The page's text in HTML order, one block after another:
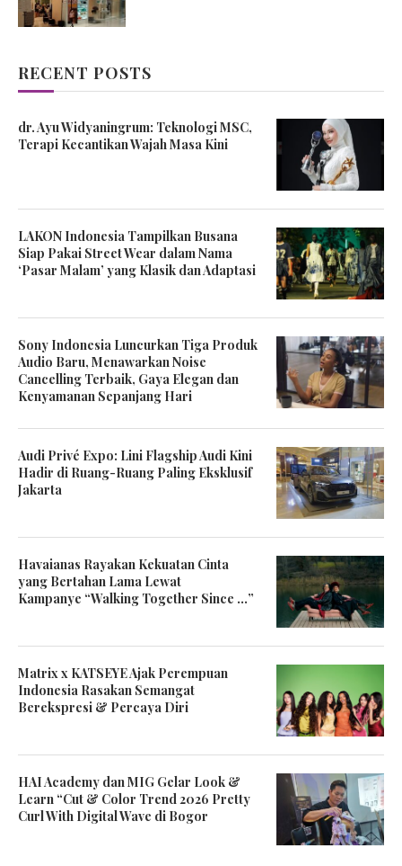
RECENT POSTS
dr. Ayu Widyaningrum: Teknologi MSC,
Terapi Kecantikan Wajah Masa Kini
LAKON Indonesia Tampilkan Busana
Siap Pakai Street Wear dalam Nama
‘Pasar Malam’ yang Klasik dan Adaptasi
Sony Indonesia Luncurkan Tiga Produk
Audio Baru, Menawarkan Noise
Cancelling Terbaik, Gaya Elegan dan
Kenyamanan Sepanjang Hari
Audi Privé Expo: Lini Flagship Audi Kini
Hadir di Ruang-Ruang Paling Eksklusif
Jakarta
Havaianas Rayakan Kekuatan Cinta
yang Bertahan Lama Lewat
Kampanye “Walking Together Since …”
Matrix x KATSEYE Ajak Perempuan
Indonesia Rasakan Semangat
Berekspresi & Percaya Diri
HAI Academy dan MIG Gelar Look &
Learn “Cut & Color Trend 2026 Pretty
Curl With Digital Wave di Bogor